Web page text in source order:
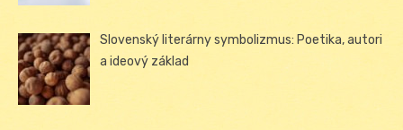
Slovenský literárny symbolizmus: Poetika, autori
a ideový základ